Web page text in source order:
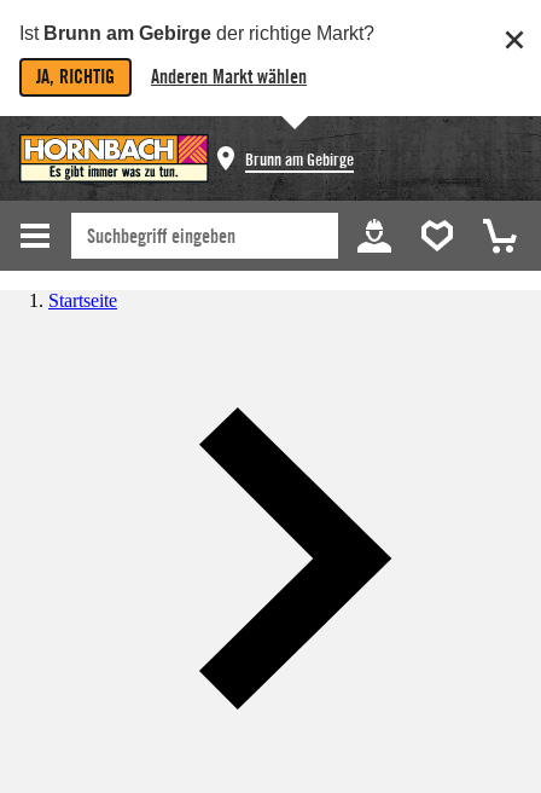
Ist Brunn am Gebirge der richtige Markt?
JA, RICHTIG Anderen Markt wählen
Brunn am Gebirge
Startseite